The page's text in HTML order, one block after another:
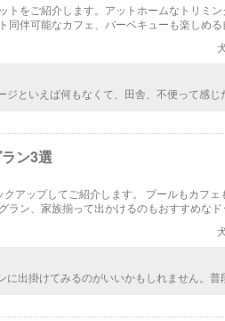
トをご紹介します。アットホームなトリミン
同伴可能なカフェ、バーベキューも楽しめ
といえば何もなくて、田舎、不便って感じ
ン3選
アップしてご紹介します。 プールもカフェ
ラン、家族揃って出かけるのもおすすめな
出掛けてみるのがいいかもしれません。普